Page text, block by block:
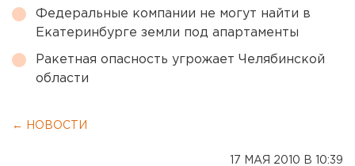
Федеральные компании не могут найти в
Екатеринбурге земли под апартаменты
Ракетная опасность угрожает Челябинской
области
← НОВОСТИ
17 МАЯ 2010 В 10:39